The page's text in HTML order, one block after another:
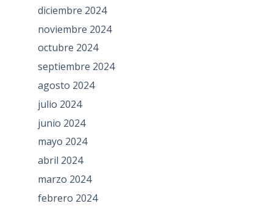
diciembre 2024
noviembre 2024
octubre 2024
septiembre 2024
agosto 2024
julio 2024
junio 2024
mayo 2024
abril 2024
marzo 2024
febrero 2024